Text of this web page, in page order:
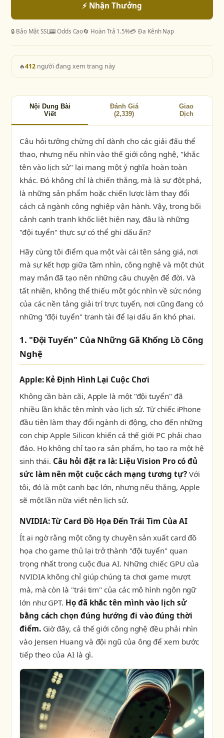
⚡ Nhận Thưởng
🔒 Bảo Mật SSL🎰 Odds Cao🔄 Hoàn Trả 1.5%💳 Đa Kênh Nạp
🔥412người đang xem trang này
Nội Dung Bài
Viết
Đánh Giá
(2,339)
Giao
Dịch
Câu hỏi tưởng chừng chỉ dành cho các giải đấu thể
thao, nhưng nếu nhìn vào thế giới công nghệ, "khắc
tên vào lịch sử" lại mang một ý nghĩa hoàn toàn
khác. Đó không chỉ là chiến thắng, mà là sự đột phá,
là những sản phẩm hoặc chiến lược làm thay đổi
cách cả ngành công nghiệp vận hành. Vậy, trong bối
cảnh cạnh tranh khốc liệt hiện nay, đâu là những
"đội tuyển" thực sự có thể ghi dấu ấn?
Hãy cùng tôi điểm qua một vài cái tên sáng giá, nơi
mà sự kết hợp giữa tầm nhìn, công nghệ và một chút
may mắn đã tạo nên những câu chuyện để đời. Và
tất nhiên, không thể thiếu một góc nhìn về sức nóng
của các nền tảng giải trí trực tuyến, nơi cũng đang có
những "đội tuyển" tranh tài để lại dấu ấn khó phai.
1. "Đội Tuyển" Của Những Gã Khổng Lồ Công
Nghệ
Apple: Kẻ Định Hình Lại Cuộc Chơi
Không cần bàn cãi, Apple là một "đội tuyển" đã
nhiều lần khắc tên mình vào lịch sử. Từ chiếc iPhone
đầu tiên làm thay đổi ngành di động, cho đến những
con chip Apple Silicon khiến cả thế giới PC phải chao
đảo. Họ không chỉ tạo ra sản phẩm, họ tạo ra một hệ
sinh thái. Câu hỏi đặt ra là: Liệu Vision Pro có đủ
sức làm nên một cuộc cách mạng tương tự? Với
tôi, đó là một canh bạc lớn, nhưng nếu thắng, Apple
sẽ một lần nữa viết nên lịch sử.
NVIDIA: Từ Card Đồ Họa Đến Trái Tim Của AI
Ít ai ngờ rằng một công ty chuyên sản xuất card đồ
họa cho game thủ lại trở thành "đội tuyển" quan
trọng nhất trong cuộc đua AI. Những chiếc GPU của
NVIDIA không chỉ giúp chúng ta chơi game mượt
mà, mà còn là "trái tim" của các mô hình ngôn ngữ
lớn như GPT. Họ đã khắc tên mình vào lịch sử
bằng cách chọn đúng hướng đi vào đúng thời
điểm.Giờ đây, cả thế giới công nghệ đều phải nhìn
vào Jensen Huang và đội ngũ của ông để xem bước
tiếp theo của AI là gì.